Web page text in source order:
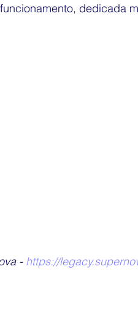
dedicada
- https://